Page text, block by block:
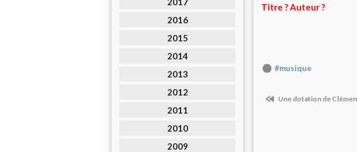
2016
2015
2014
2013
2012
2011
2010
2009
Titre ? Auteur ?
#musique
Une dotation de